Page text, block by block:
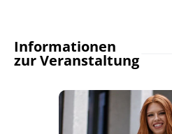
Informationen
zur Veranstaltung